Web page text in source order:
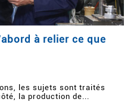
à relier ce que
les sujets sont traités
la production de...